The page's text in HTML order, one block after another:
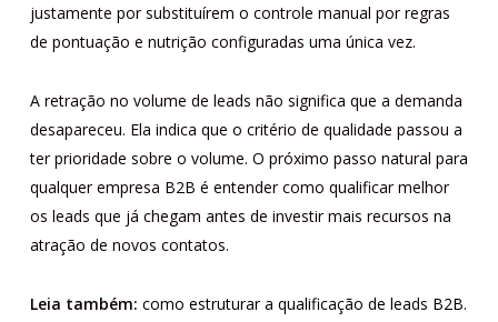
justamente por substituírem o controle manual por regras
de pontuação e nutrição configuradas uma única vez.
A retração no volume de leads não significa que a demanda
desapareceu. Ela indica que o critério de qualidade passou a
ter prioridade sobre o volume. O próximo passo natural para
qualquer empresa B2B é entender como qualificar melhor
os leads que já chegam antes de investir mais recursos na
atração de novos contatos.
Leia também: como estruturar a qualificação de leads B2B.